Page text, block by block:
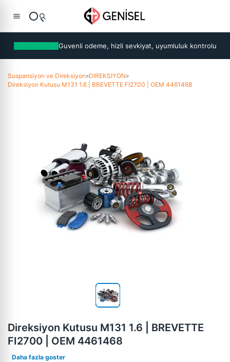
Guvenli odeme, hizli sevkiyat, uyumluluk kontrolu
Suspansiyon ve Direksiyon»DIREKSIYON»
Direksiyon Kutusu M131 1.6 | BREVETTE FI2700 | OEM 4461468
Direksiyon Kutusu M131 1.6 | BREVETTE
FI2700 | OEM 4461468
Daha fazla goster